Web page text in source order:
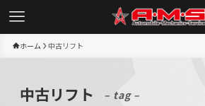
ホーム 中古リフト
中古リフト – tag –